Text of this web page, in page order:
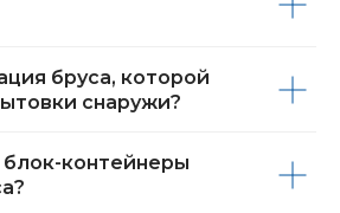
бруса, которой
снаружи?
контейнеры